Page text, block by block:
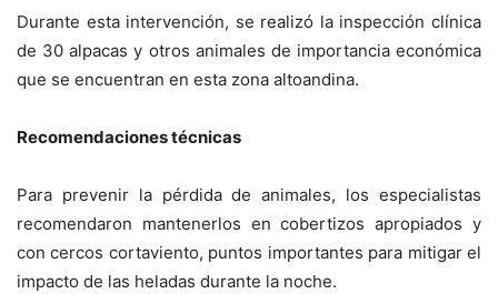
Durante esta intervención, se realizó la inspección clínica
de 30 alpacas y otros animales de importancia económica
que se encuentran en esta zona altoandina.
Recomendaciones técnicas
Para prevenir la pérdida de animales, los especialistas
recomendaron mantenerlos en cobertizos apropiados y
con cercos cortaviento, puntos importantes para mitigar el
impacto de las heladas durante la noche.